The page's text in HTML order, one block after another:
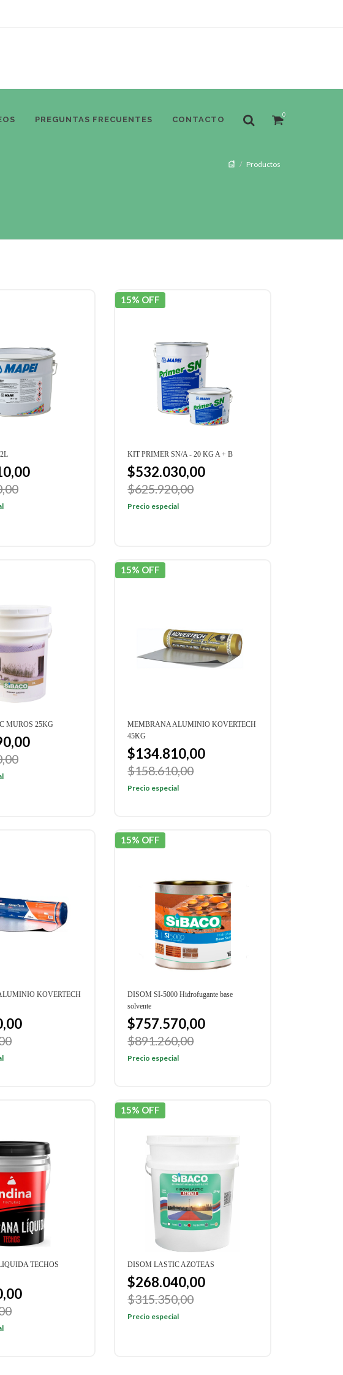
PREGUNTAS FRECUENTES CONTACTO
0
Productos
15% OFF
KIT PRIMER SN/A - 20 KG A + B
$532.030,00
$625.920,00
Precio especial
MUROS 25KG
15% OFF
MEMBRANA ALUMINIO KOVERTECH
45KG
$134.810,00
$158.610,00
Precio especial
KOVERTECH
15% OFF
DISOM SI-5000 Hidrofugante base
solvente
$757.570,00
$891.260,00
Precio especial
TECHOS
15% OFF
DISOM LASTIC AZOTEAS
$268.040,00
$315.350,00
Precio especial